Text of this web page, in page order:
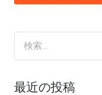
最近の投稿